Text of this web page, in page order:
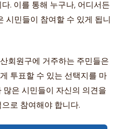
. 이를 통해 누구나, 어디서든
시민들이 참여할 수 있게 됩니
회원구에 거주하는 주민들은
투표할 수 있는 선택지를 마
많은 시민들이 자신의 의견을
로 참여해야 합니다.